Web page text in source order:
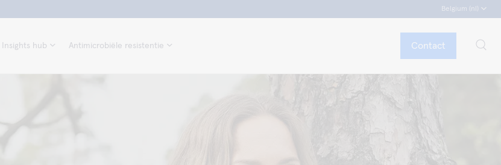
Belgium (nl)
Insights hub Antimicrobiële resistentie Contact